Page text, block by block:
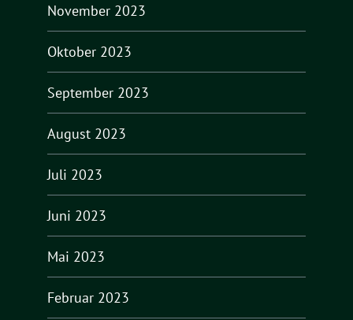
November 2023
Oktober 2023
September 2023
August 2023
Juli 2023
Juni 2023
Mai 2023
Februar 2023